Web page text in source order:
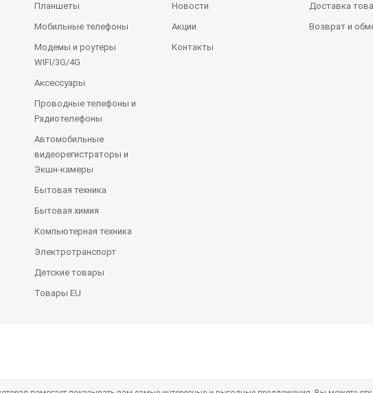
Планшеты
Мобильные телефоны
Модемы и роутеры
WIFI/3G/4G
Аксессуары
Проводные телефоны и
Радиотелефоны
Автомобильные
видеорегистраторы и
Экшн-камеры
Бытовая техника
Бытовая химия
Компьютерная техника
Электротранспорт
Детские товары
Товары EU
Новости
Акции
Контакты
Доставка
Возврат и